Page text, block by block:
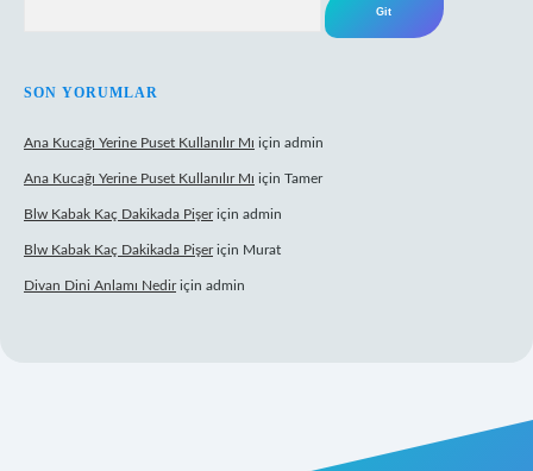
SON YORUMLAR
Ana Kucağı Yerine Puset Kullanılır Mı için admin
Ana Kucağı Yerine Puset Kullanılır Mı için Tamer
Blw Kabak Kaç Dakikada Pişeriçin admin
Blw Kabak Kaç Dakikada Pişeriçin Murat
Divan Dini Anlamı Nediriçin admin